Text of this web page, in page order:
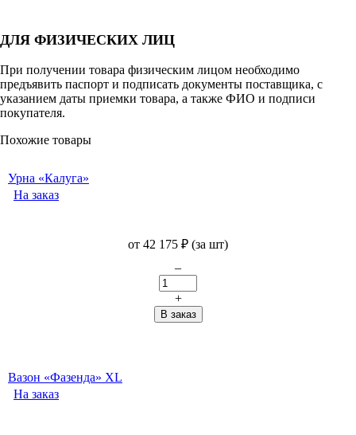
ДЛЯ ФИЗИЧЕСКИХ ЛИЦ
При получении товара физическим лицом необходимо
предъявить паспорт и подписать документы поставщика, с
указанием даты приемки товара, а также ФИО и подписи
покупателя.
Похожие товары
Урна «Калуга»
На заказ
от 42 175 ₽ (за шт)
–
+
Вазон «Фазенда» XL
На заказ